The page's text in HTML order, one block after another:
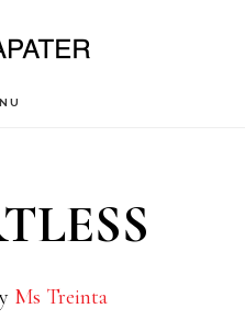
Ms Treinta